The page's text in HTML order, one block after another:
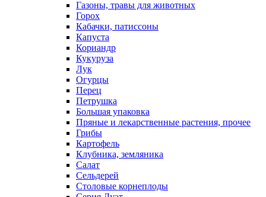
Газоны, травы для животных
Горох
Кабачки, патиссоны
Капуста
Кориандр
Кукуруза
Лук
Огурцы
Перец
Петрушка
Большая упаковка
Пряные и лекарственные растения, прочее
Грибы
Картофель
Клубника, земляника
Салат
Сельдерей
Столовые корнеплоды